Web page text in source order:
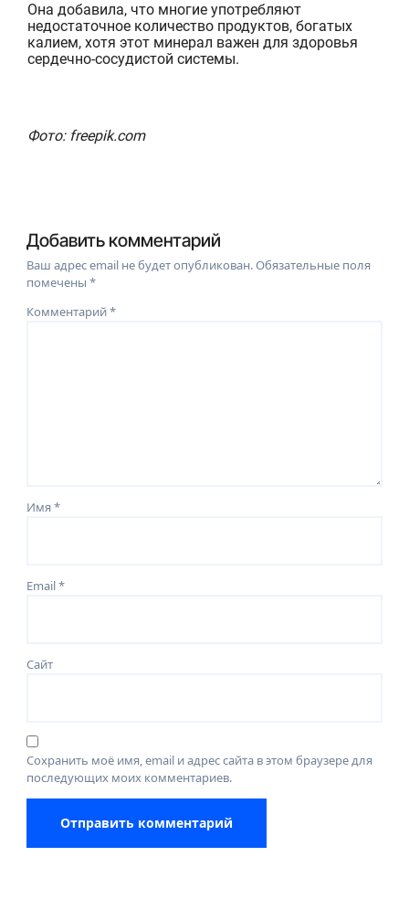
Она добавила, что многие употребляют
недостаточное количество продуктов, богатых
калием, хотя этот минерал важен для здоровья
сердечно-сосудистой системы.
Фото: freepik.com
Добавить комментарий
Ваш адрес email не будет опубликован.Обязательные поля
помечены*
Комментарий*
Имя*
Email*
Сайт
Сохранить моё имя, email и адрес сайта в этом браузере для
последующих моих комментариев.